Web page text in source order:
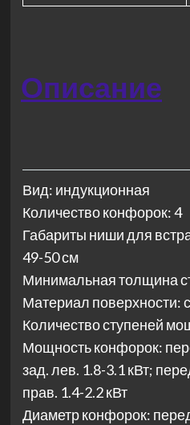
Описание
Вид: индукционная
Количество конфорок: 4
Габариты ниши для
49-50 см
Минимальная толщина
Материал поверхности:
Количество ступеней
Мощность конфорок:
зад. лев. 1.8-3.1 кВт;
прав. 1.4-2.2 кВт
Диаметр конфорок: